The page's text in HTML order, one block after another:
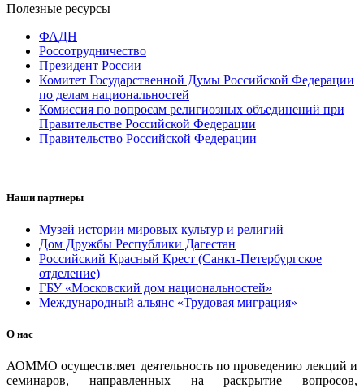
Полезные ресурсы
ФАДН
Россотрудничество
Президент России
Комитет Государственной Думы Российской Федерации
по делам национальностей
Комиссия по вопросам религиозных объединений при
Правительстве Российской Федерации
Правительство Российской Федерации
Наши партнеры
Музей истории мировых культур и религий
Дом Дружбы Республики Дагестан
Российский Красный Крест (Санкт-Петербургское
отделение)
ГБУ «Московский дом национальностей»
Международный альянс «Трудовая миграция»
О нас
АОММО осуществляет деятельность по проведению лекций и
семинаров, направленных на раскрытие вопросов,